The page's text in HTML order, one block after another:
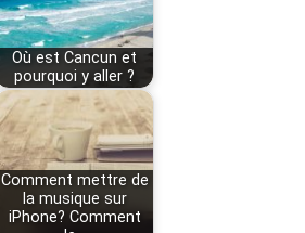
Où est Cancun et
pourquoi y aller ?
Comment mettre de
la musique sur
iPhone? Comment